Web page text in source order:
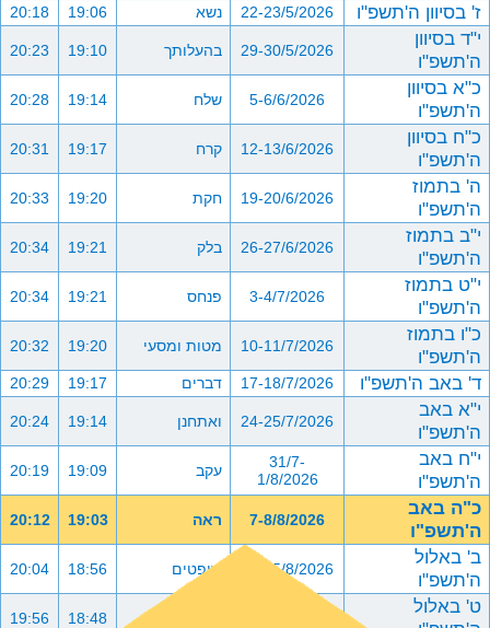
ז' בסיוון ה'תשפ"ו 22-23/5/2026 נשא 19:06
20:18
י"ד בסיוון
ה'תשפ"ו
29-30/5/2026 בהעלותך 19:10
20:23
כ"א בסיוון
ה'תשפ"ו
5-6/6/2026 שלח 19:14
20:28
כ"ח בסיוון
ה'תשפ"ו
12-13/6/2026 קרח 19:17
20:31
ה' בתמוז
ה'תשפ"ו
19-20/6/2026 חקת 19:20
20:33
י"ב בתמוז
ה'תשפ"ו
26-27/6/2026 בלק 19:21
20:34
י"ט בתמוז
ה'תשפ"ו
3-4/7/2026 פנחס 19:21
20:34
כ"ו בתמוז
ה'תשפ"ו
10-11/7/2026 מטות ומסעי 19:20
20:32
ד' באב ה'תשפ"ו 17-18/7/2026 דברים 19:17
20:29
י"א באב
ה'תשפ"ו
24-25/7/2026 ואתחנן 19:14
20:24
י"ח באב
ה'תשפ"ו
31/7-
1/8/2026
עקב 19:09
20:19
כ"ה באב
ה'תשפ"ו
7-8/8/2026 ראה 19:03
20:12
ב' באלול
ה'תשפ"ו
14-15/8/2026 שופטים 18:56
20:04
ט' באלול
18:48
19:56